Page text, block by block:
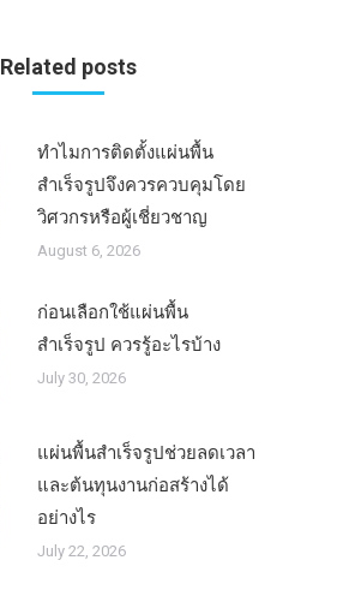
Related posts
ทำไมการติดตั้งแผ่นพื้น
สำเร็จรูปจึงควรควบคุมโดย
วิศวกรหรือผู้เชี่ยวชาญ
August 6, 2026
ก่อนเลือกใช้แผ่นพื้น
สำเร็จรูป ควรรู้อะไรบ้าง
July 30, 2026
แผ่นพื้นสำเร็จรูปช่วยลดเวลา
และต้นทุนงานก่อสร้างได้
อย่างไร
July 22, 2026